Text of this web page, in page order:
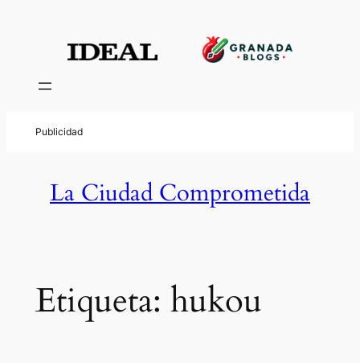
contenido
La Ciudad Comprometida
Etiqueta: hukou